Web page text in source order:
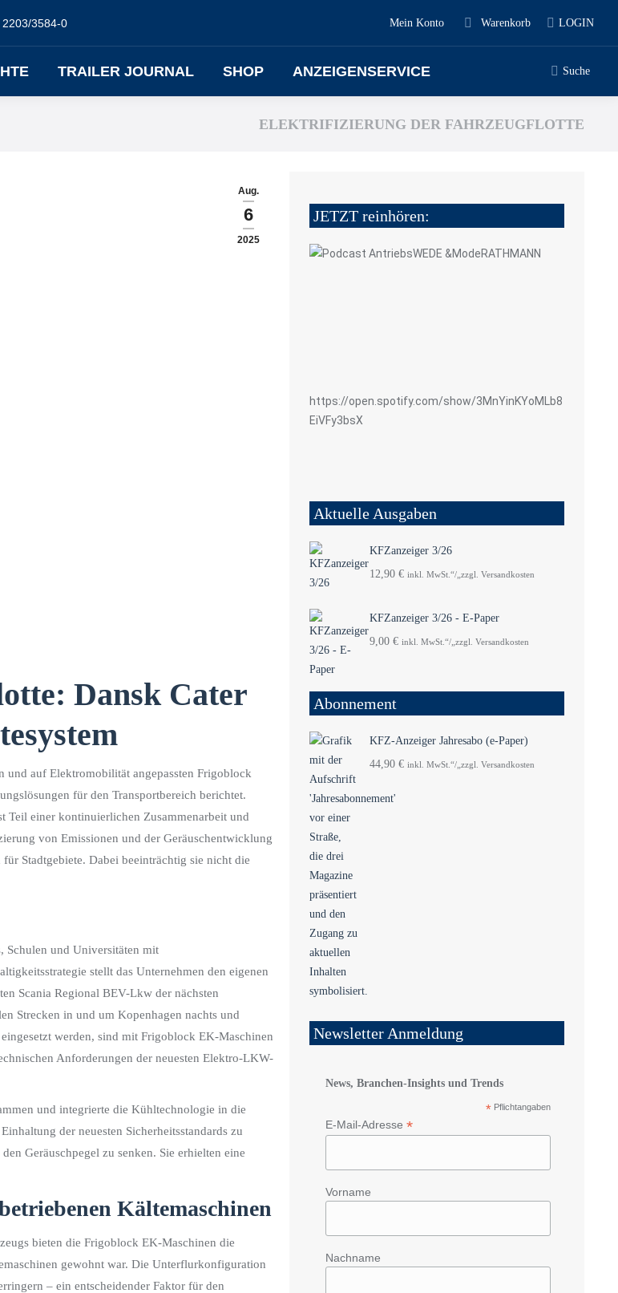
3584-0 Mein Konto Warenkorb LOGIN
TRAILER JOURNAL SHOP ANZEIGENSERVICE Suche
ELEKTRIFIZIERUNG DER FAHRZEUGFLOTTE
Aug.
6
2025
Dansk Cater
und auf Elektromobilität angepassten Frigoblock
für den Transportbereich berichtet.
Teil einer kontinuierlichen Zusammenarbeit und
von Emissionen und der Geräuschentwicklung
Stadtgebiete. Dabei beeinträchtig sie nicht die
Schulen und Universitäten mit
stellt das Unternehmen den eigenen
Scania Regional BEV-Lkw der nächsten
Strecken in und um Kopenhagen nachts und
werden, sind mit Frigoblock EK-Maschinen
Anforderungen der neuesten Elektro-LKW-
und integrierte die Kühltechnologie in die
der neuesten Sicherheitsstandards zu
Geräuschpegel zu senken. Sie erhielten eine
Kältemaschinen
bieten die Frigoblock EK-Maschinen die
gewohnt war. Die Unterflurkonfiguration
– ein entscheidender Faktor für den
JETZT reinhören:
https://open.spotify.com/show/3MnYinKYoMLb8
EiVFy3bsX
Aktuelle Ausgaben
KFZanzeiger 3/26
12,90 € inkl. MwSt.“/„zzgl. Versandkosten
KFZanzeiger 3/26 - E-Paper
9,00 € inkl. MwSt.“/„zzgl. Versandkosten
Abonnement
KFZ-Anzeiger Jahresabo (e-Paper)
44,90 € inkl. MwSt.“/„zzgl. Versandkosten
Newsletter Anmeldung
News, Branchen-Insights und Trends
* Pflichtangaben
E-Mail-Adresse *
Vorname
Nachname